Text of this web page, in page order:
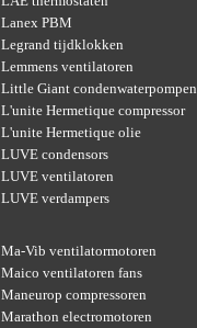
Lanex PBM
Legrand tijdklokken
Lemmens ventilatoren
Little Giant condenwaterpompen
L'unite Hermetique compressor
L'unite Hermetique olie
LUVE condensors
LUVE ventilatoren
LUVE verdampers
Ma-Vib ventilatormotoren
Maico ventilatoren fans
Maneurop compressoren
Marathon electromotoren